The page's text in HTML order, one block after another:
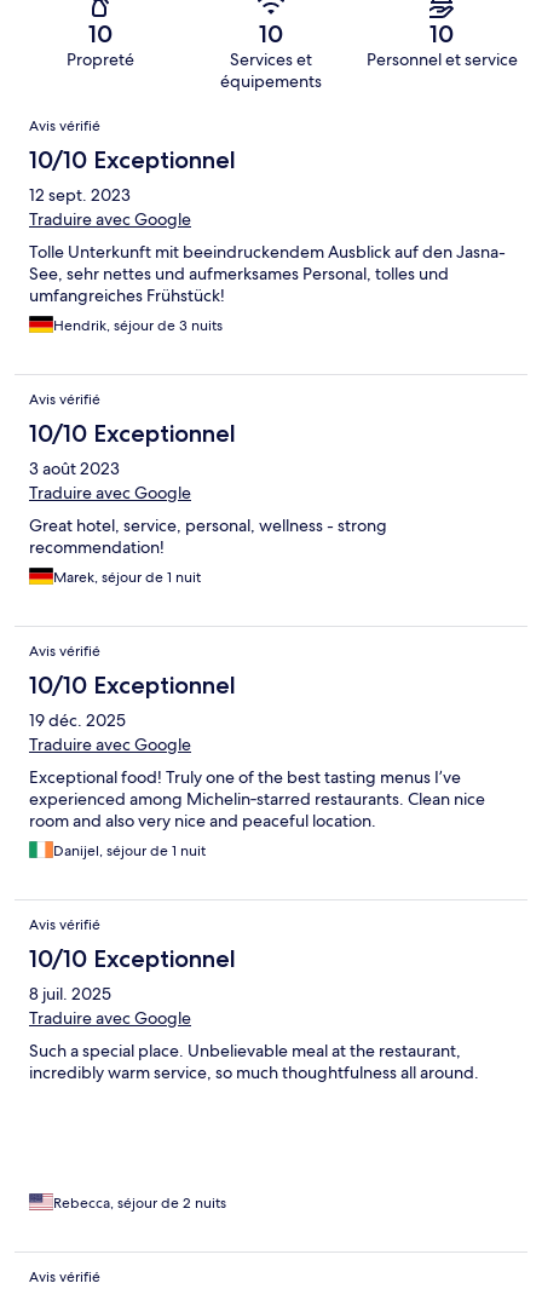
10
Propreté
10
Services et
équipements
10
Personnel et service
Avis
Avis vérifié
10/10 Exceptionnel
12 sept. 2023
Traduire avec Google
Tolle Unterkunft mit beeindruckendem Ausblick auf den Jasna-
See, sehr nettes und aufmerksames Personal, tolles und
umfangreiches Frühstück!
Hendrik, séjour de 3 nuits
Avis vérifié
10/10 Exceptionnel
3 août 2023
Traduire avec Google
Great hotel, service, personal, wellness - strong
recommendation!
Marek, séjour de 1 nuit
Avis vérifié
10/10 Exceptionnel
19 déc. 2025
Traduire avec Google
Exceptional food! Truly one of the best tasting menus I’ve
experienced among Michelin‑starred restaurants. Clean nice
room and also very nice and peaceful location.
Danijel, séjour de 1 nuit
Avis vérifié
10/10 Exceptionnel
8 juil. 2025
Traduire avec Google
Such a special place. Unbelievable meal at the restaurant,
incredibly warm service, so much thoughtfulness all around.
Rebecca, séjour de 2 nuits
Avis vérifié